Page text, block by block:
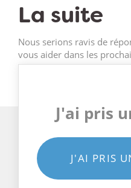
La suite
Nous serions ravis de
vous aider dans les
J'ai pris
J'AI PRIS